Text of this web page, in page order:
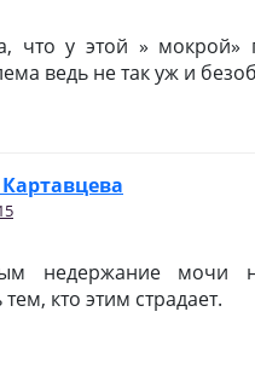
что у этой »
ведь не так уж и
недержание мочи
кто этим страдает.